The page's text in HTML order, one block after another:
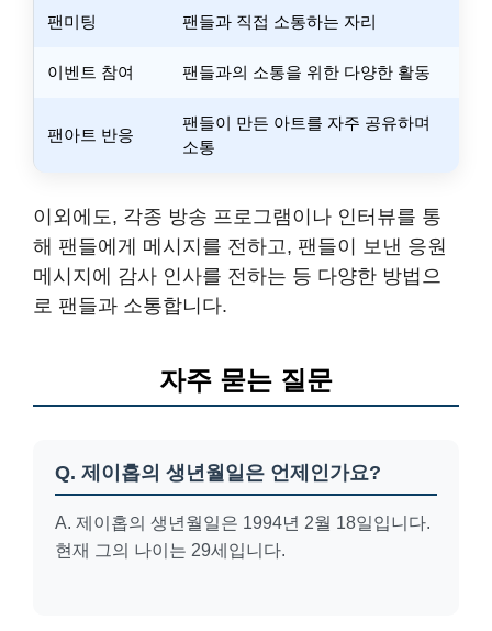
팬미팅 팬들과 직접 소통하는 자리
이벤트 참여 팬들과의 소통을 위한 다양한 활동
팬아트 반응
팬들이 만든 아트를 자주 공유하며
소통
이외에도, 각종 방송 프로그램이나 인터뷰를 통
해 팬들에게 메시지를 전하고, 팬들이 보낸 응원
메시지에 감사 인사를 전하는 등 다양한 방법으
로 팬들과 소통합니다.
자주 묻는 질문
Q. 제이홉의 생년월일은 언제인가요?
A. 제이홉의 생년월일은 1994년 2월 18일입니다.
현재 그의 나이는 29세입니다.